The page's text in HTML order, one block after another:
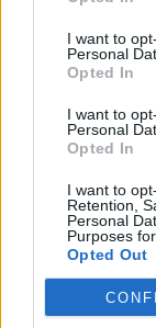
I want to
Personal
Opted In
I want to
Personal
Opted In
I want to
Retention,
Personal
Purposes
Opted Out
Sportas
Klaipėda
sostine(1)